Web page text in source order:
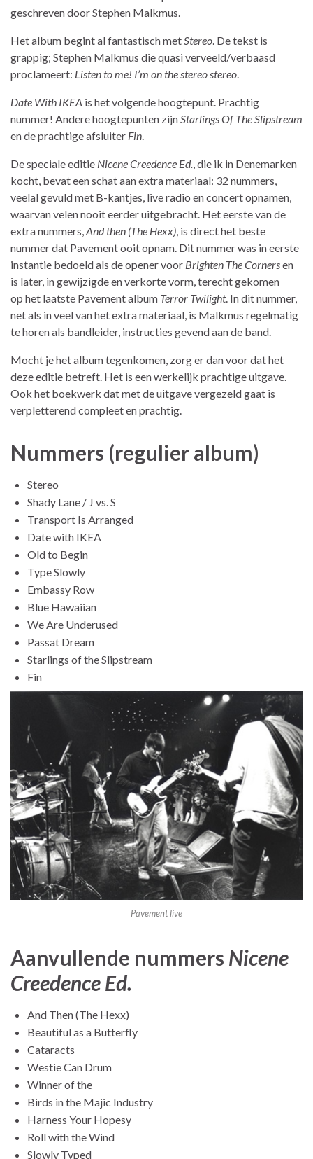
geschreven door Stephen Malkmus.
Het album begint al fantastisch metStereo. De tekst is
grappig; Stephen Malkmus die quasi verveeld/verbaasd
proclameert: Listen to me! I’m on the stereo stereo.
Date With IKEA is het volgende hoogtepunt. Prachtig
nummer! Andere hoogtepunten zijnStarlings Of The Slipstream
en de prachtige afsluiter Fin.
De speciale editie Nicene Creedence Ed., die ik in Denemarken
kocht, bevat een schat aan extra materiaal: 32 nummers,
veelal gevuld met B-kantjes, live radio en concert opnamen,
waarvan velen nooit eerder uitgebracht. Het eerste van de
extra nummers,And then (The Hexx), is direct het beste
nummer dat Pavement ooit opnam. Dit nummer was in eerste
instantie bedoeld als de opener voor Brighten The Cornersen
is later, in gewijzigde en verkorte vorm, terecht gekomen
op het laatste Pavement album Terror Twilight. In dit nummer,
net als in veel van het extra materiaal, is Malkmus regelmatig
te horen als bandleider, instructies gevend aan de band.
Mocht je het album tegenkomen, zorg er dan voor dat het
deze editie betreft. Het is een werkelijk prachtige uitgave.
Ook het boekwerk dat met de uitgave vergezeld gaat is
verpletterend compleet en prachtig.
Nummers (regulier album)
Stereo
Shady Lane / J vs. S
Transport Is Arranged
Date with IKEA
Old to Begin
Type Slowly
Embassy Row
Blue Hawaiian
We Are Underused
Passat Dream
Starlings of the Slipstream
Fin
Pavement live
Aanvullende nummers Nicene
Creedence Ed.
And Then (The Hexx)
Beautiful as a Butterfly
Cataracts
Westie Can Drum
Winner of the
Birds in the Majic Industry
Harness Your Hopesy
Roll with the Wind
Slowly Typed